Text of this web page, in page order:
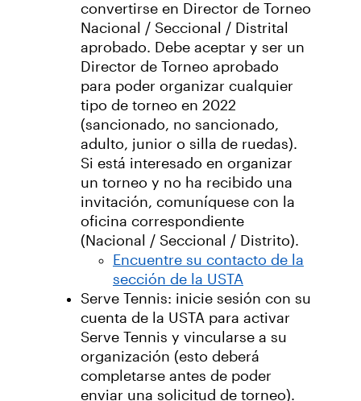
convertirse en Director de Torneo
Nacional / Seccional / Distrital
aprobado. Debe aceptar y ser un
Director de Torneo aprobado
para poder organizar cualquier
tipo de torneo en 2022
(sancionado, no sancionado,
adulto, junior o silla de ruedas).
Si está interesado en organizar
un torneo y no ha recibido una
invitación, comuníquese con la
oficina correspondiente
(Nacional / Seccional / Distrito).
Encuentre su contacto de la
sección de la USTA
Serve Tennis: inicie sesión con su
cuenta de la USTA para activar
Serve Tennis y vincularse a su
organización (esto deberá
completarse antes de poder
enviar una solicitud de torneo).